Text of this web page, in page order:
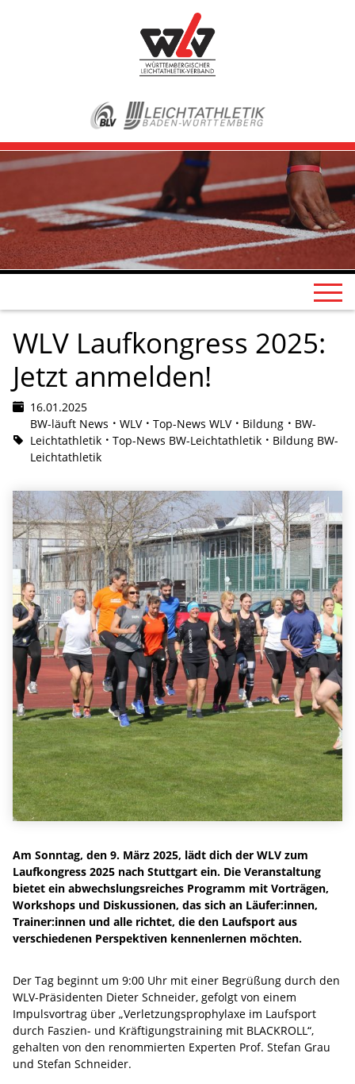
WLV Laufkongress 2025:
Jetzt anmelden!
16.01.2025
BW-läuft News
WLV Top-News WLV Bildung
BW-
Leichtathletik
Top-News BW-Leichtathletik
Bildung BW-
Leichtathletik
Am Sonntag, den 9. März 2025, lädt dich der WLV zum
Laufkongress 2025 nach Stuttgart ein. Die Veranstaltung
bietet ein abwechslungsreiches Programm mit Vorträgen,
Workshops und Diskussionen, das sich an Läufer:innen,
Trainer:innen und alle richtet, die den Laufsport aus
verschiedenen Perspektiven kennenlernen möchten.
Der Tag beginnt um 9:00 Uhr mit einer Begrüßung durch den
WLV-Präsidenten Dieter Schneider, gefolgt von einem
Impulsvortrag über „Verletzungsprophylaxe im Laufsport
durch Faszien- und Kräftigungstraining mit BLACKROLL“,
gehalten von den renommierten Experten Prof. Stefan Grau
und Stefan Schneider.